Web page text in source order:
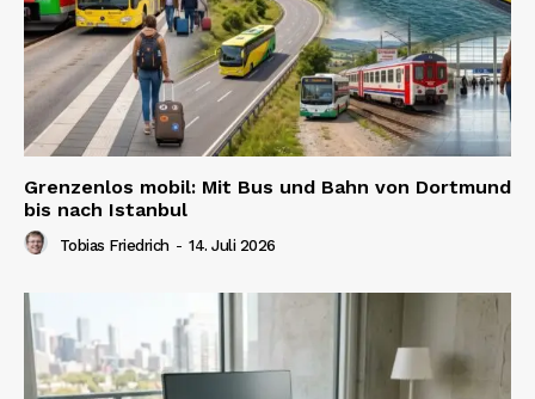
Grenzenlos mobil: Mit Bus und Bahn von Dortmund
bis nach Istanbul
Tobias Friedrich - 14. Juli 2026